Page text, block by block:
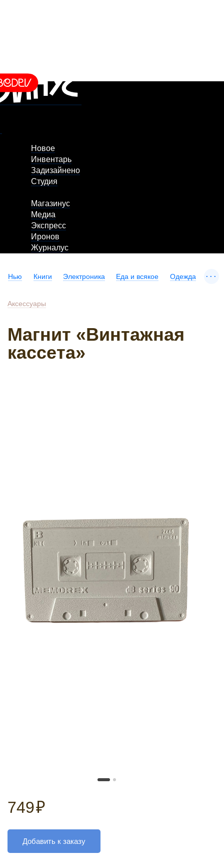
Новое
Инвентарь
Задизайнено
Студия
Магазинус
Медиа
Экспресс
Иронов
Журналус
Нью Книги Электроника Еда и всякое Одежда ...
Аксессуары
Магнит «Винтажная
кассета»
749₽
Добавить к заказу